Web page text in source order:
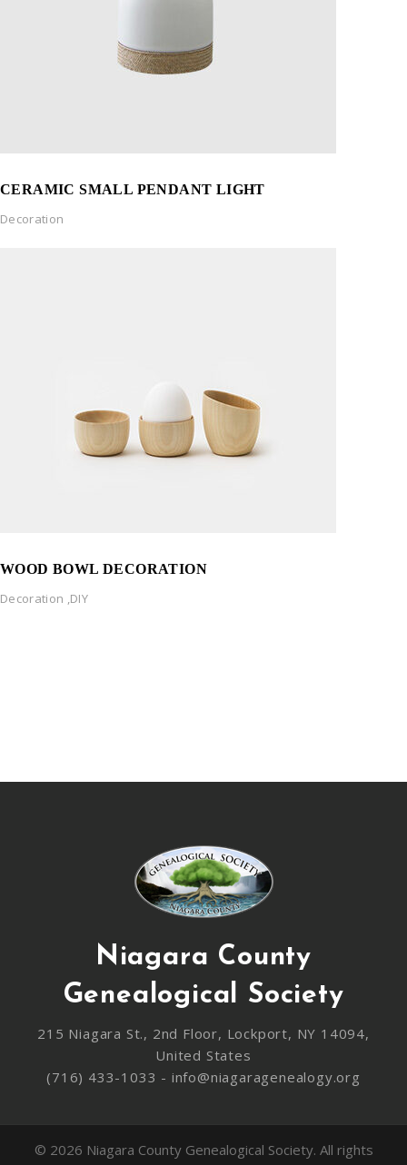
CERAMIC SMALL PENDANT LIGHT
Decoration
WOOD BOWL DECORATION
Decoration ,DIY
Niagara County
Genealogical Society
215 Niagara St., 2nd Floor, Lockport, NY 14094,
United States
(716) 433-1033 - info@niagaragenealogy.org
© 2026 Niagara County Genealogical Society. All rights